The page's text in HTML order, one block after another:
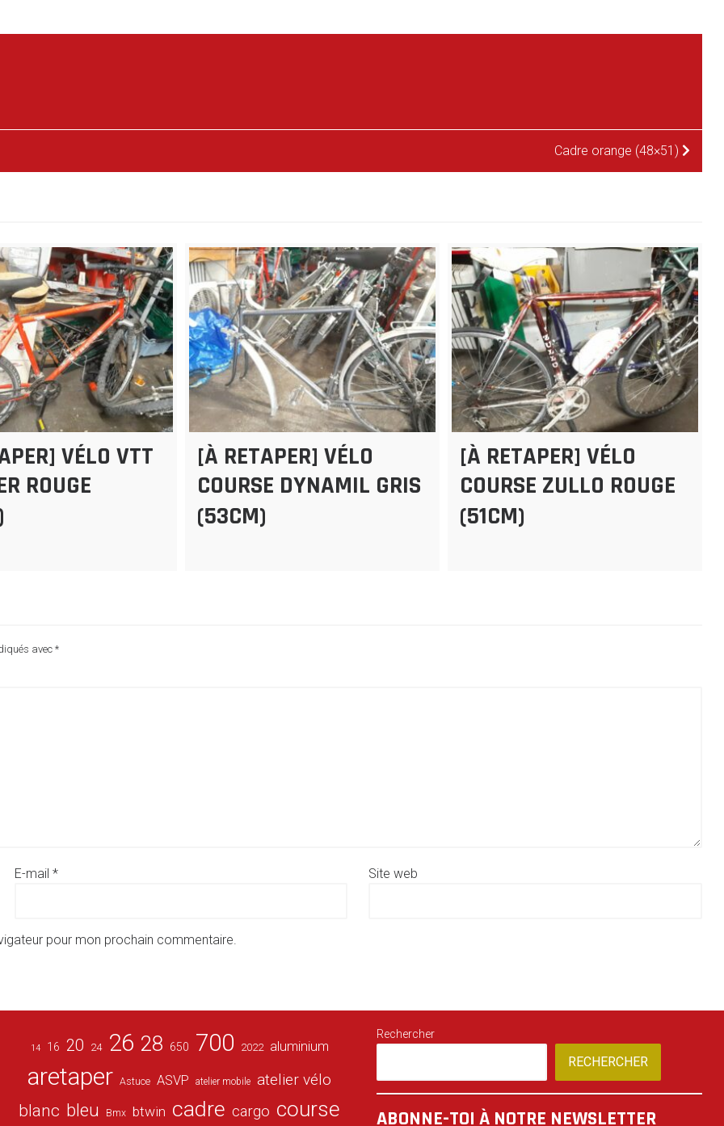
Cadre orange (48×51)
VÉLO VTT
ROUGE
[À RETAPER] VÉLO
COURSE DYNAMIL GRIS
(53CM)
[À RETAPER] VÉLO
COURSE ZULLO ROUGE
(51CM)
avec *
E-mail * Site web
pour mon prochain commentaire.
14 16 20 24 26 28 650 700 2022 aluminium
aretaper Astuce ASVP atelier mobile atelier vélo
blanc bleu Bmx btwin cadre cargo course
Rechercher
RECHERCHER
ABONNE-TOI À NOTRE NEWSLETTER